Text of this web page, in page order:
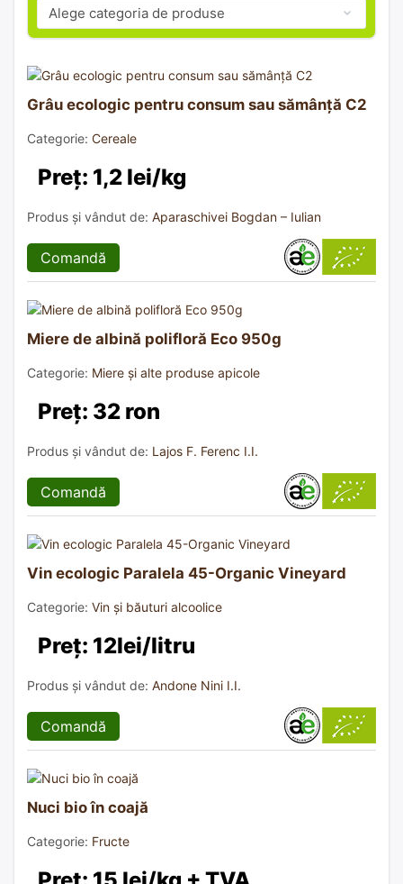
Grâu ecologic pentru consum sau sămânță C2
Categorie: Cereale
Preț: 1,2 lei/kg
Produs și vândut de: Aparaschivei Bogdan – Iulian
Comandă
Miere de albină polifloră Eco 950g
Categorie: Miere și alte produse apicole
Preț: 32 ron
Produs și vândut de: Lajos F. Ferenc I.I.
Comandă
Vin ecologic Paralela 45-Organic Vineyard
Categorie: Vin și băuturi alcoolice
Preț: 12lei/litru
Produs și vândut de: Andone Nini I.I.
Comandă
Nuci bio în coajă
Categorie: Fructe